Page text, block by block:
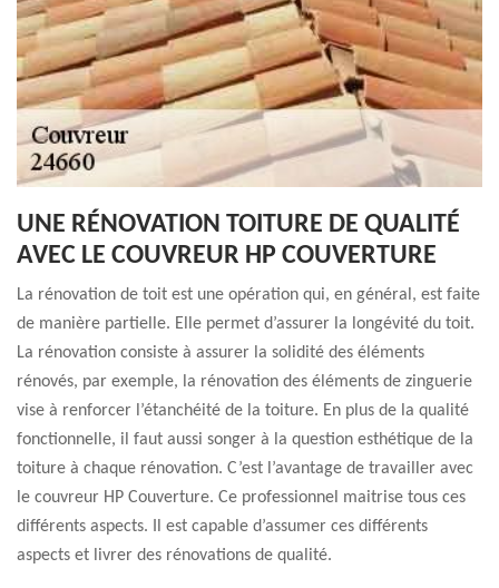
UNE RÉNOVATION TOITURE DE QUALITÉ
AVEC LE COUVREUR HP COUVERTURE
La rénovation de toit est une opération qui, en général, est faite
de manière partielle. Elle permet d’assurer la longévité du toit.
La rénovation consiste à assurer la solidité des éléments
rénovés, par exemple, la rénovation des éléments de zinguerie
vise à renforcer l’étanchéité de la toiture. En plus de la qualité
fonctionnelle, il faut aussi songer à la question esthétique de la
toiture à chaque rénovation. C’est l’avantage de travailler avec
le couvreur HP Couverture. Ce professionnel maitrise tous ces
différents aspects. Il est capable d’assumer ces différents
aspects et livrer des rénovations de qualité.